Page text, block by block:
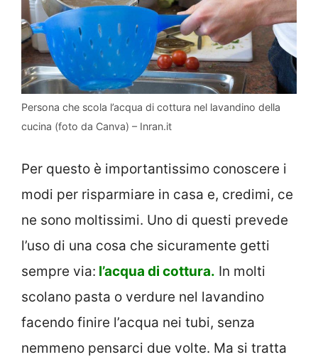
Persona che scola l’acqua di cottura nel lavandino della
cucina (foto da Canva) – Inran.it
Per questo è importantissimo conoscere i
modi per risparmiare in casa e, credimi, ce
ne sono moltissimi. Uno di questi prevede
l’uso di una cosa che sicuramente getti
sempre via: l’acqua di cottura. In molti
scolano pasta o verdure nel lavandino
facendo finire l’acqua nei tubi, senza
nemmeno pensarci due volte. Ma si tratta